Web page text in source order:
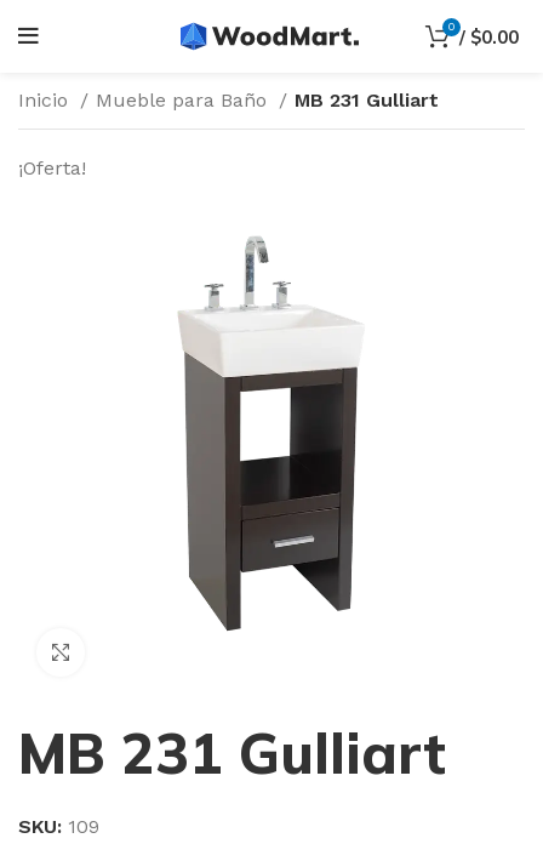
0 / $0.00
Inicio Mueble para Baño MB 231 Gulliart
¡Oferta!
MB 231 Gulliart
SKU: 109